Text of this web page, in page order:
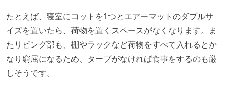
たとえば、寝室にコットを1つとエアーマットのダブルサ
イズを置いたら、荷物を置くスペースがなくなります。ま
たリビング部も、棚やラックなど荷物をすべて入れるとか
なり窮屈になるため、タープがなければ食事をするのも厳
しそうです。